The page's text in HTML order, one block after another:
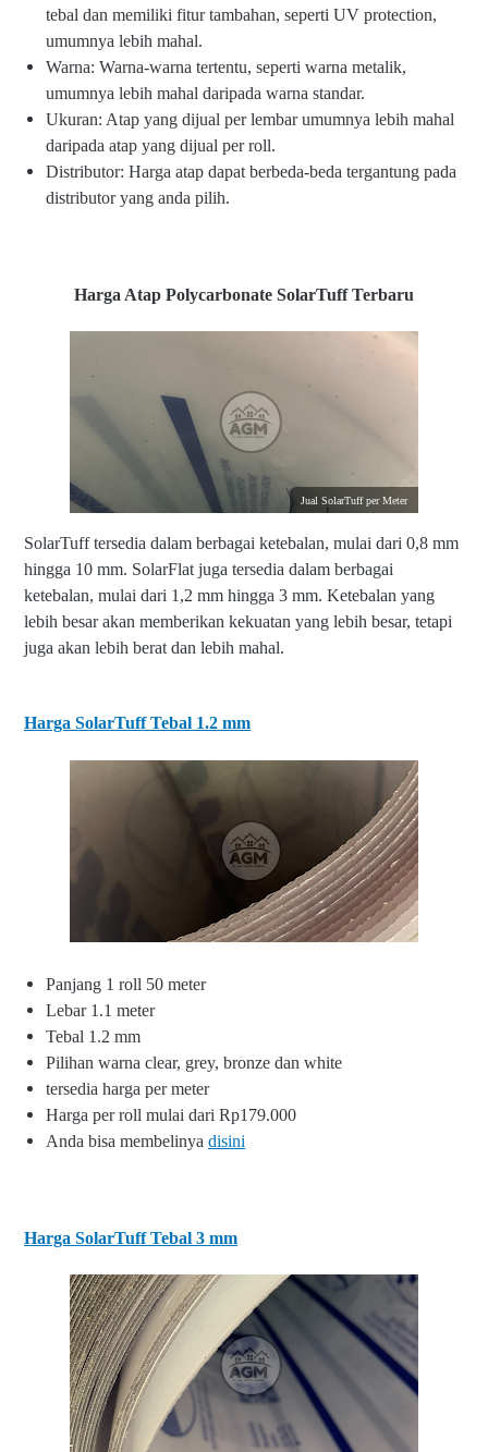
tebal dan memiliki fitur tambahan, seperti UV protection,
umumnya lebih mahal.
Warna: Warna-warna tertentu, seperti warna metalik,
umumnya lebih mahal daripada warna standar.
Ukuran: Atap yang dijual per lembar umumnya lebih mahal
daripada atap yang dijual per roll.
Distributor: Harga atap dapat berbeda-beda tergantung pada
distributor yang anda pilih.
Harga Atap Polycarbonate SolarTuff Terbaru
Jual SolarTuff per Meter
SolarTuff tersedia dalam berbagai ketebalan, mulai dari 0,8 mm
hingga 10 mm. SolarFlat juga tersedia dalam berbagai
ketebalan, mulai dari 1,2 mm hingga 3 mm. Ketebalan yang
lebih besar akan memberikan kekuatan yang lebih besar, tetapi
juga akan lebih berat dan lebih mahal.
Harga SolarTuff Tebal 1.2 mm
Panjang 1 roll 50 meter
Lebar 1.1 meter
Tebal 1.2 mm
Pilihan warna clear, grey, bronze dan white
tersedia harga per meter
Harga per roll mulai dari Rp179.000
Anda bisa membelinya disini
Harga SolarTuff Tebal 3 mm